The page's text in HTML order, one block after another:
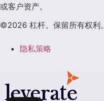
或客户资产。
©2026 杠杆。保留所有权利。
隐私策略